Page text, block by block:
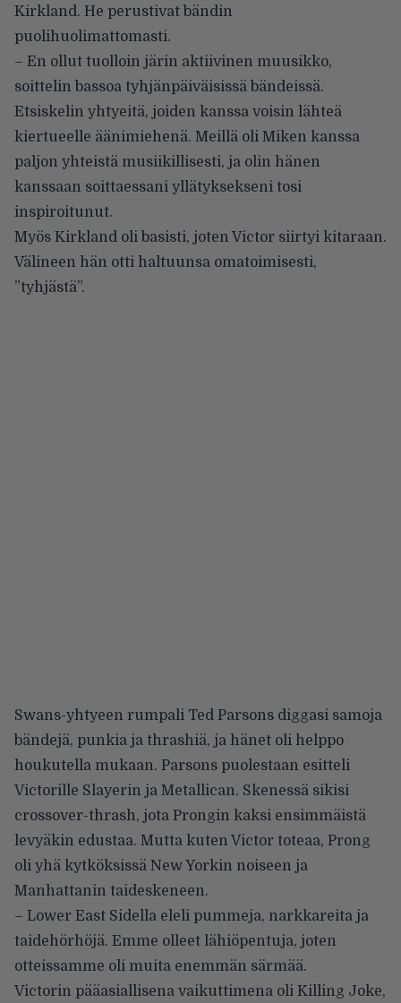
Kirkland. He perustivat bändin
puolihuolimattomasti.
– En ollut tuolloin järin aktiivinen muusikko,
soittelin bassoa tyhjänpäiväisissä bändeissä.
Etsiskelin yhtyeitä, joiden kanssa voisin lähteä
kiertueelle äänimiehenä. Meillä oli Miken kanssa
paljon yhteistä musiikillisesti, ja olin hänen
kanssaan soittaessani yllätyksekseni tosi
inspiroitunut.
Myös Kirkland oli basisti, joten Victor siirtyi kitaraan.
Välineen hän otti haltuunsa omatoimisesti,
”tyhjästä”.
Swans-yhtyeen rumpali Ted Parsons diggasi samoja
bändejä, punkia ja thrashiä, ja hänet oli helppo
houkutella mukaan. Parsons puolestaan esitteli
Victorille Slayerin ja Metallican. Skenessä sikisi
crossover-thrash, jota Prongin kaksi ensimmäistä
levyäkin edustaa. Mutta kuten Victor toteaa, Prong
oli yhä kytköksissä New Yorkin noiseen ja
Manhattanin taideskeneen.
– Lower East Sidella eleli pummeja, narkkareita ja
taidehörhöjä. Emme olleet lähiöpentuja, joten
otteissamme oli muita enemmän särmää.
Victorin pääasiallisena vaikuttimena oli Killing Joke,